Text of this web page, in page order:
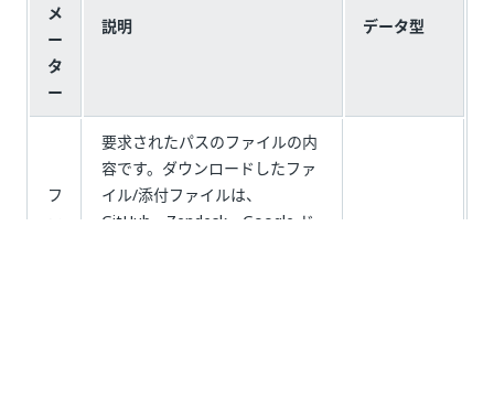
メ
ー
タ
ー
説明 データ型
フ
要求されたパスのファイルの内
容です。ダウンロードしたファ
イル/添付ファイルは、
GitHub、Zendesk、Google ド